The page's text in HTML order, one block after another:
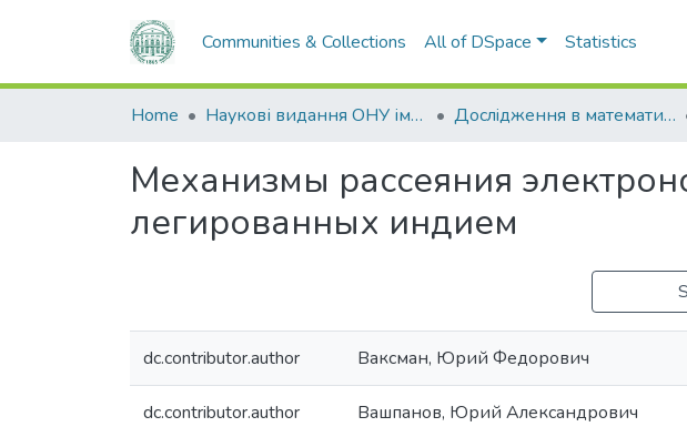
Communities & Collections All of DSpace Statistics
Home Наукові видання ОНУ імені І. І. Мечникова Дослiдження в математицi i механiцi
Механизмы рассеяния
легированных индием
dc.contributor.author Ваксман, Юрий Федорович
dc.contributor.author Вашпанов, Юрий Александрович